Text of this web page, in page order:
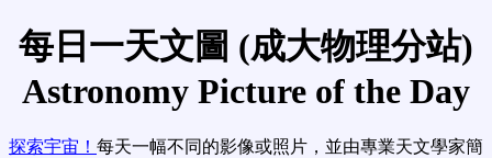
每日一天文圖 (成大物理分站)
Astronomy Picture of the Day
探索宇宙！ 每天一幅不同的影像或照片，並由專業天文學家簡